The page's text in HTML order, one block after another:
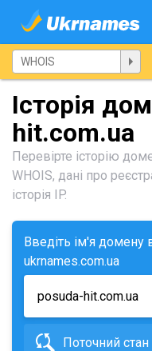
Історія
hit.com.ua
Перевірте історію
WHOIS, дані про
історія IP.
Введіть ім'я домену
ukrnames.com.ua
Поточний